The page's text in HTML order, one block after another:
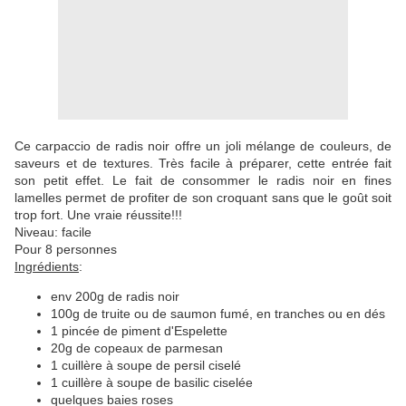
Ce carpaccio de radis noir offre un joli mélange de couleurs, de
saveurs et de textures. Très facile à préparer, cette entrée fait
son petit effet. Le fait de consommer le radis noir en fines
lamelles permet de profiter de son croquant sans que le goût soit
trop fort. Une vraie réussite!!!
Niveau: facile
Pour 8 personnes
Ingrédients:
env 200g de radis noir
100g de truite ou de saumon fumé, en tranches ou en dés
1 pincée de piment d'Espelette
20g de copeaux de parmesan
1 cuillère à soupe de persil ciselé
1 cuillère à soupe de basilic ciselée
quelques baies roses